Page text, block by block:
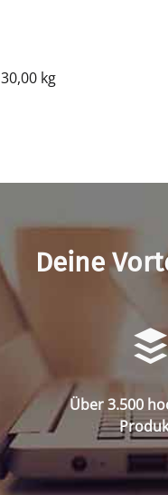
30,00 kg
Deine
Über 3.500